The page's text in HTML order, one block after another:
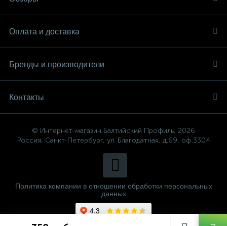
Оплата и доставка
Бренды и производители
Контакты
© Интернет-магазин Балтийский Профиль, 2026
Россия, Санкт-Петербург, ул. Благодатная, д.69, оф.3304
Политика компании в отношении обработки персональных
данных